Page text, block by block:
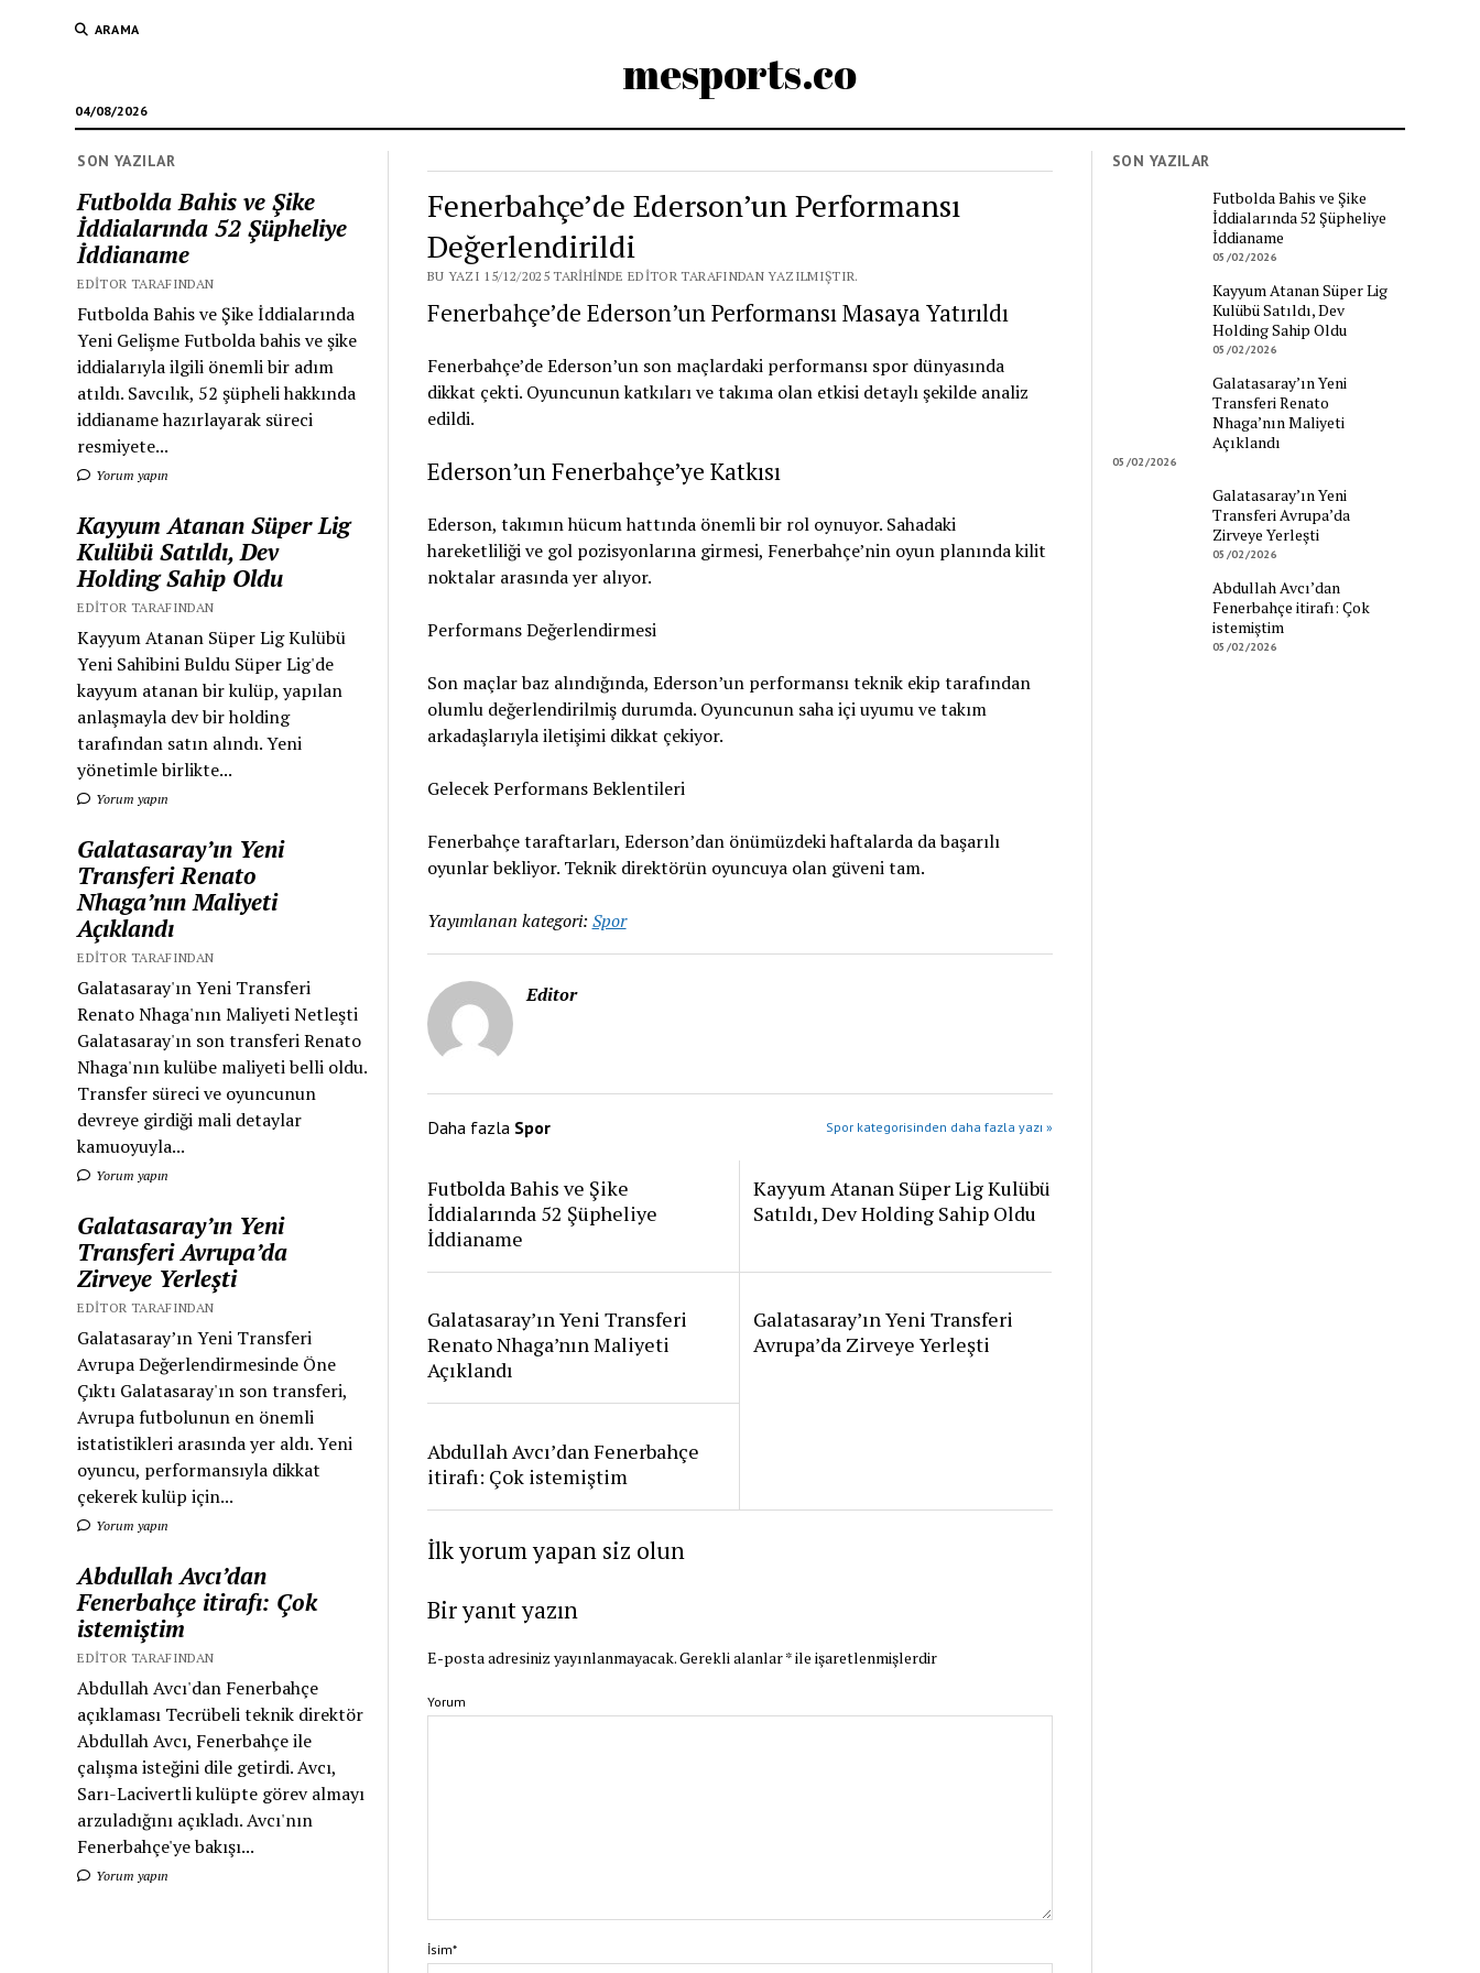
ARAMA
mesports.co
04/08/2026
SON YAZILAR
Futbolda Bahis ve Şike
İddialarında 52 Şüpheliye
İddianame
EDITOR TARAFINDAN
Futbolda Bahis ve Şike İddialarında
Yeni Gelişme Futbolda bahis ve şike
iddialarıyla ilgili önemli bir adım
atıldı. Savcılık, 52 şüpheli hakkında
iddianame hazırlayarak süreci
resmiyete...
Yorum yapın
Kayyum Atanan Süper Lig
Kulübü Satıldı, Dev
Holding Sahip Oldu
EDITOR TARAFINDAN
Kayyum Atanan Süper Lig Kulübü
Yeni Sahibini Buldu Süper Lig'de
kayyum atanan bir kulüp, yapılan
anlaşmayla dev bir holding
tarafından satın alındı. Yeni
yönetimle birlikte...
Yorum yapın
Galatasaray’ın Yeni
Transferi Renato
Nhaga’nın Maliyeti
Açıklandı
EDITOR TARAFINDAN
Galatasaray'ın Yeni Transferi
Renato Nhaga'nın Maliyeti Netleşti
Galatasaray'ın son transferi Renato
Nhaga'nın kulübe maliyeti belli oldu.
Transfer süreci ve oyuncunun
devreye girdiği mali detaylar
kamuoyuyla...
Yorum yapın
Galatasaray’ın Yeni
Transferi Avrupa’da
Zirveye Yerleşti
EDITOR TARAFINDAN
Galatasaray’ın Yeni Transferi
Avrupa Değerlendirmesinde Öne
Çıktı Galatasaray'ın son transferi,
Avrupa futbolunun en önemli
istatistikleri arasında yer aldı. Yeni
oyuncu, performansıyla dikkat
çekerek kulüp için...
Yorum yapın
Abdullah Avcı’dan
Fenerbahçe itirafı: Çok
istemiştim
EDITOR TARAFINDAN
Abdullah Avcı'dan Fenerbahçe
açıklaması Tecrübeli teknik direktör
Abdullah Avcı, Fenerbahçe ile
çalışma isteğini dile getirdi. Avcı,
Sarı-Lacivertli kulüpte görev almayı
arzuladığını açıkladı. Avcı'nın
Fenerbahçe'ye bakışı...
Yorum yapın
Fenerbahçe’de Ederson’un Performansı
Değerlendirildi
BU YAZI 15/12/2025 TARIHINDE EDITOR TARAFINDAN YAZILMIŞTIR.
Fenerbahçe’de Ederson’un Performansı Masaya Yatırıldı
Fenerbahçe’de Ederson’un son maçlardaki performansı spor dünyasında
dikkat çekti. Oyuncunun katkıları ve takıma olan etkisi detaylı şekilde analiz
edildi.
Ederson’un Fenerbahçe’ye Katkısı
Ederson, takımın hücum hattında önemli bir rol oynuyor. Sahadaki
hareketliliği ve gol pozisyonlarına girmesi, Fenerbahçe’nin oyun planında kilit
noktalar arasında yer alıyor.
Performans Değerlendirmesi
Son maçlar baz alındığında, Ederson’un performansı teknik ekip tarafından
olumlu değerlendirilmiş durumda. Oyuncunun saha içi uyumu ve takım
arkadaşlarıyla iletişimi dikkat çekiyor.
Gelecek Performans Beklentileri
Fenerbahçe taraftarları, Ederson’dan önümüzdeki haftalarda da başarılı
oyunlar bekliyor. Teknik direktörün oyuncuya olan güveni tam.
Yayımlanan kategori: Spor
Editor
Daha fazla Spor Spor kategorisinden daha fazla yazı »
Futbolda Bahis ve Şike
İddialarında 52 Şüpheliye
İddianame
Kayyum Atanan Süper Lig Kulübü
Satıldı, Dev Holding Sahip Oldu
Galatasaray’ın Yeni Transferi
Renato Nhaga’nın Maliyeti
Açıklandı
Galatasaray’ın Yeni Transferi
Avrupa’da Zirveye Yerleşti
Abdullah Avcı’dan Fenerbahçe
itirafı: Çok istemiştim
İlk yorum yapan siz olun
Bir yanıt yazın
E-posta adresiniz yayınlanmayacak.Gerekli alanlar*ile işaretlenmişlerdir
Yorum
İsim*
SON YAZILAR
Futbolda Bahis ve Şike
İddialarında 52 Şüpheliye
İddianame
05/02/2026
Kayyum Atanan Süper Lig
Kulübü Satıldı, Dev
Holding Sahip Oldu
05/02/2026
Galatasaray’ın Yeni
Transferi Renato
Nhaga’nın Maliyeti
Açıklandı
05/02/2026
Galatasaray’ın Yeni
Transferi Avrupa’da
Zirveye Yerleşti
05/02/2026
Abdullah Avcı’dan
Fenerbahçe itirafı: Çok
istemiştim
05/02/2026